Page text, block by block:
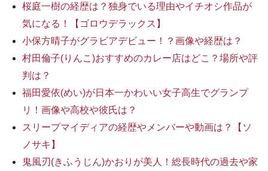
桜庭一樹の経歴は？独身でいる理由やイチオシ作品が
気になる！【ゴロウデラックス】
小保方晴子がグラビアデビュー！？画像や経歴は？
村田倫子(りんこ)おすすめのカレー店はどこ？場所や評
判は？
福田愛依(めい)が日本一かわいい女子高生でグランプ
リ！画像や高校や彼氏は？
スリープマイディアの経歴やメンバーや動画は？【ソ
ノサキ】
鬼風刃(きふうじん)かおりが美人！総長時代の過去や家